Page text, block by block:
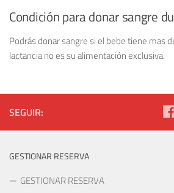
Condición para donar sangre
Podrás donar sangre si el bebe tiene mas
lactancia no es su alimentación exclusiva.
SEGUIR:
GESTIONAR RESERVA
GESTIONAR RESERVA